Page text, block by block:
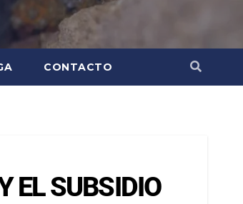
CONTACTO
EL SUBSIDIO